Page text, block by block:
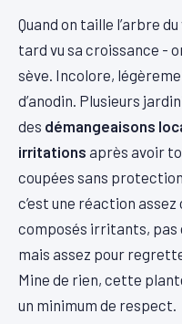
Quand on taille l’arbre
tard vu sa croissance -
sève. Incolore,
d’anodin. Plusieurs
des démangeaisons
irritations après avoir
coupées sans
c’est une réaction
composés irritants, pas
mais assez pour
Mine de rien, cette
un minimum de respect.